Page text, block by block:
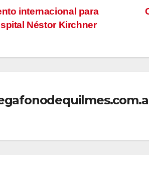
internacional para
Néstor Kirchner